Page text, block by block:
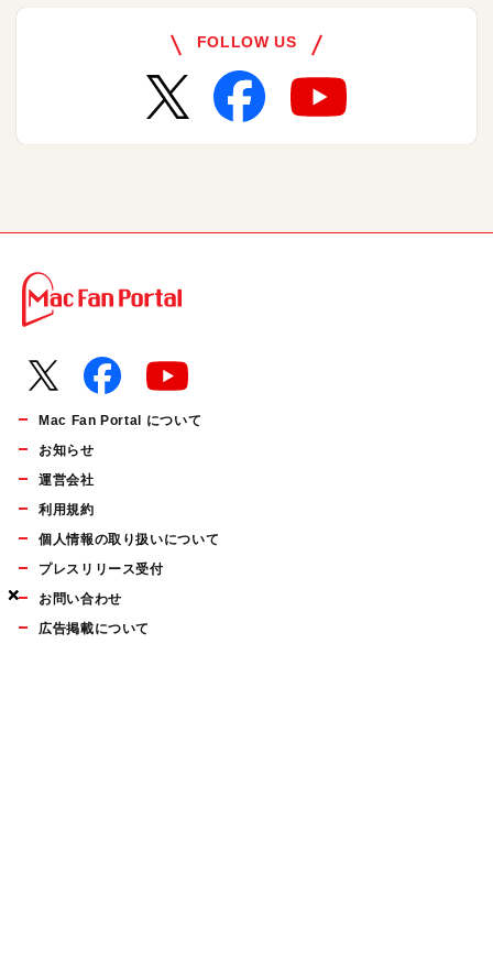
×
×
×
FOLLOW US
Mac Fan Portal について
お知らせ
運営会社
利用規約
個人情報の取り扱いについて
プレスリリース受付
お問い合わせ
広告掲載について